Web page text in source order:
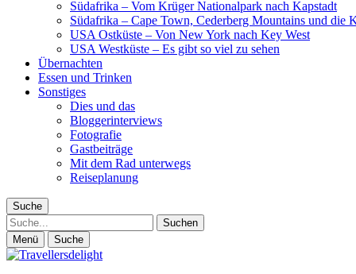
Südafrika – Vom Krüger Nationalpark nach Kapstadt
Südafrika – Cape Town, Cederberg Mountains und die
USA Ostküste – Von New York nach Key West
USA Westküste – Es gibt so viel zu sehen
Übernachten
Essen und Trinken
Sonstiges
Dies und das
Bloggerinterviews
Fotografie
Gastbeiträge
Mit dem Rad unterwegs
Reiseplanung
Suche
Suche
Menü Suche